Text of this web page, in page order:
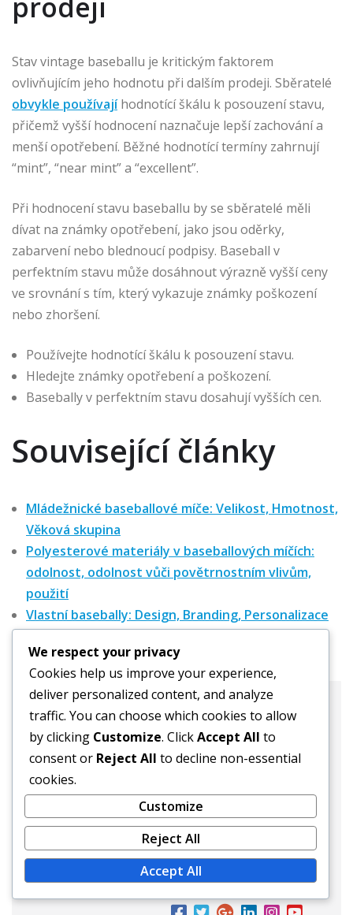
prodeji
Stav vintage baseballu je kritickým faktorem
ovlivňujícím jeho hodnotu při dalším prodeji. Sběratelé
obvykle používajíhodnotící škálu k posouzení stavu,
přičemž vyšší hodnocení naznačuje lepší zachování a
menší opotřebení. Běžné hodnotící termíny zahrnují
“mint”, “near mint” a “excellent”.
Při hodnocení stavu baseballu by se sběratelé měli
dívat na známky opotřebení, jako jsou oděrky,
zabarvení nebo blednoucí podpisy. Baseball v
perfektním stavu může dosáhnout výrazně vyšší ceny
ve srovnání s tím, který vykazuje známky poškození
nebo zhoršení.
Používejte hodnotící škálu k posouzení stavu.
Hledejte známky opotřebení a poškození.
Basebally v perfektním stavu dosahují vyšších cen.
Související články
Mládežnické baseballové míče: Velikost, Hmotnost,
Věková skupina
Polyesterové materiály v baseballových míčích:
odolnost, odolnost vůči povětrnostním vlivům,
použití
Vlastní basebally: Design, Branding, Personalizace
Jan Novák
Website:
baseball a autor několika
publikací o různých
typech baseballových
míčů.
We respect your privacy
Cookies help us improve your experience,
deliver personalized content, and analyze
traffic. You can choose which cookies to allow
by clicking Customize. ClickAccept All to
consent or Reject All to decline non-essential
cookies.
Customize
Reject All
Accept All